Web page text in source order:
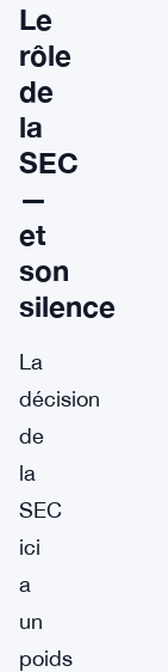
Le
rôle
de
la
SEC
—
et
son
silence
La
décision
de
la
SEC
ici
a
un
poids